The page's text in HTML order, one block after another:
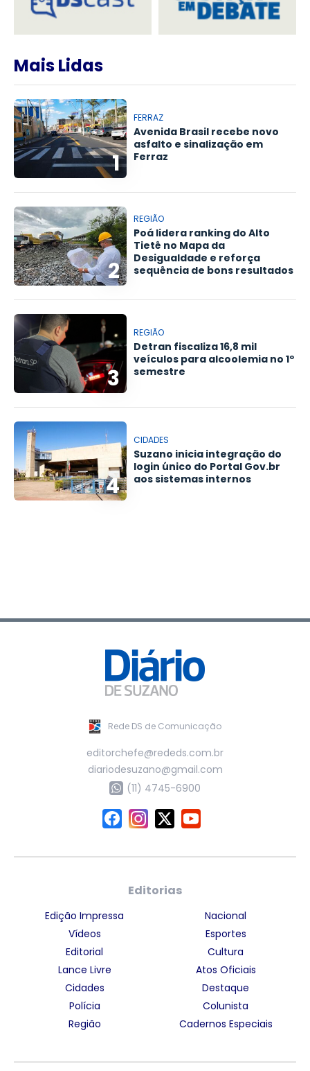
Mais Lidas
1
FERRAZ
Avenida Brasil recebe novo
asfalto e sinalização em
Ferraz
2
REGIÃO
Poá lidera ranking do Alto
Tietê no Mapa da
Desigualdade e reforça
sequência de bons resultados
3
REGIÃO
Detran fiscaliza 16,8 mil
veículos para alcoolemia no 1º
semestre
4
CIDADES
Suzano inicia integração do
login único do Portal Gov.br
aos sistemas internos
Rede DS de Comunicação
editorchefe@rededs.com.br
diariodesuzano@gmail.com
(11) 4745-6900
Editorias
Edição Impressa
Vídeos
Editorial
Lance Livre
Cidades
Polícia
Região
Nacional
Esportes
Cultura
Atos Oficiais
Destaque
Colunista
Cadernos Especiais